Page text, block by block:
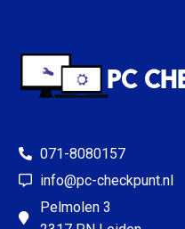
071-8080157
info@pc-checkpunt.nl
Pelmolen 3